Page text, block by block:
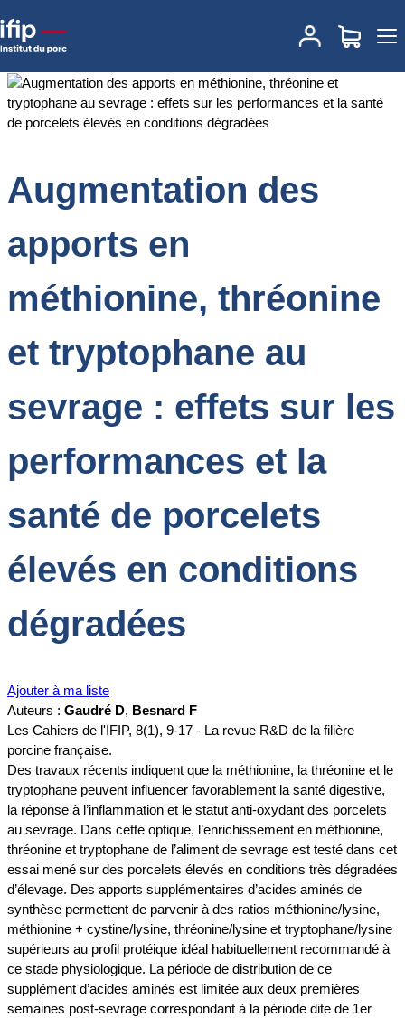
Accueil
Augmentation des apports en méthionine,
thréonine et tryptophane au sevrage : effets sur les performances
Augmentation des
apports en
méthionine, thréonine
et tryptophane au
sevrage : effets sur les
performances et la
santé de porcelets
élevés en conditions
dégradées
Ajouter à ma liste
Auteurs : Gaudré D, Besnard F
Les Cahiers de l'IFIP, 8(1), 9-17 - La revue R&D de la filière
porcine française.
Des travaux récents indiquent que la méthionine, la thréonine et le
tryptophane peuvent influencer favorablement la santé digestive,
la réponse à l’inflammation et le statut anti-oxydant des porcelets
au sevrage. Dans cette optique, l’enrichissement en méthionine,
thréonine et tryptophane de l’aliment de sevrage est testé dans cet
essai mené sur des porcelets élevés en conditions très dégradées
d’élevage. Des apports supplémentaires d’acides aminés de
synthèse permettent de parvenir à des ratios méthionine/lysine,
méthionine + cystine/lysine, thréonine/lysine et tryptophane/lysine
supérieurs au profil protéique idéal habituellement recommandé à
ce stade physiologique. La période de distribution de ce
supplément d’acides aminés est limitée aux deux premières
semaines post-sevrage correspondant à la période dite de 1er